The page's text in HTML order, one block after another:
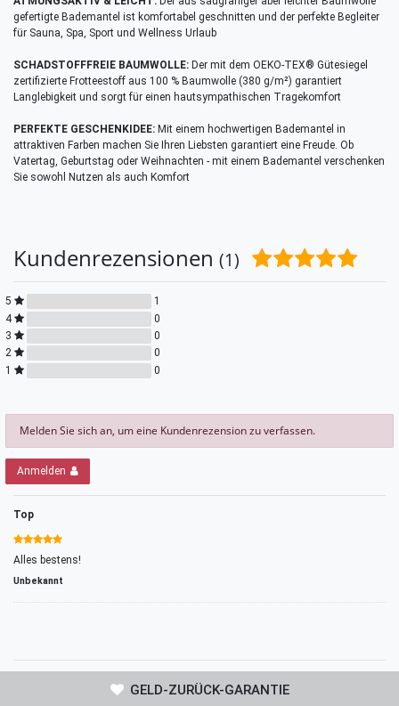
gefertigte Bademantel ist komfortabel geschnitten und der perfekte Begleiter
für Sauna, Spa, Sport und Wellness Urlaub
SCHADSTOFFFREIE BAUMWOLLE: Der mit dem OEKO-TEX® Gütesiegel
zertifizierte Frotteestoff aus 100 % Baumwolle (380 g/m²) garantiert
Langlebigkeit und sorgt für einen hautsympathischen Tragekomfort
PERFEKTE GESCHENKIDEE: Mit einem hochwertigen Bademantel in
attraktiven Farben machen Sie Ihren Liebsten garantiert eine Freude. Ob
Vatertag, Geburtstag oder Weihnachten - mit einem Bademantel verschenken
Sie sowohl Nutzen als auch Komfort
Kundenrezensionen (1)
5
1
4
0
3
0
2
0
1
0
Melden Sie sich an, um eine Kundenrezension zu verfassen.
Anmelden
Top
Alles bestens!
Unbekannt
GELD-ZURÜCK-GARANTIE